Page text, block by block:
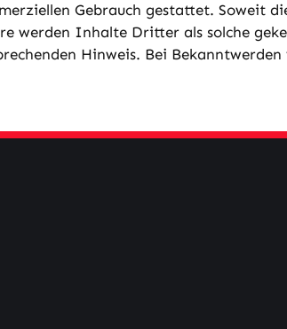
Gebrauch gestattet. Soweit
werden Inhalte Dritter als solche
Hinweis. Bei